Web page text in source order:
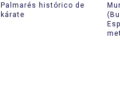
Palmarés histórico de
kárate